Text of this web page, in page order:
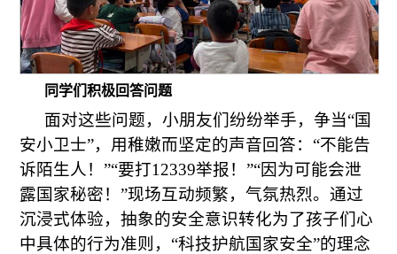
同学们积极回答问题
面对这些问题，小朋友们纷纷举手，争当“国
安小卫士”，用稚嫩而坚定的声音回答：“不能告
诉陌生人！”“要打12339举报！”“因为可能会泄
露国家秘密！”现场互动频繁，气氛热烈。通过
沉浸式体验，抽象的安全意识转化为了孩子们心
中具体的行为准则，“科技护航国家安全”的理念